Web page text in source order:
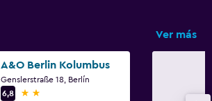
Ver más
A&O Berlin Kolumbus
Genslerstraße 18, Berlín
6,8
2 estrellas